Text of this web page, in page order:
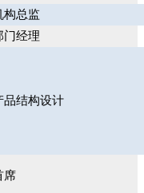
构总监
门经理
品结构设计
席